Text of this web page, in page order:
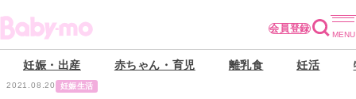
会員登録
妊娠・出産 赤ちゃん・育児 離乳食 妊活
2021.08.20 妊娠生活